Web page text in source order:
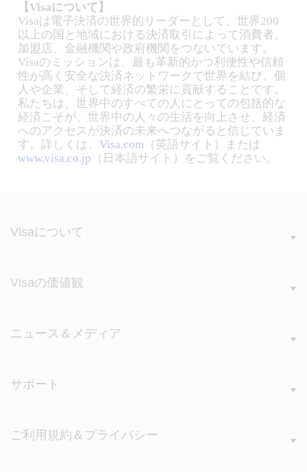
【Visaについて】
Visaは電子決済の世界的リーダーとして、世界200
以上の国と地域における決済取引によって消費者、
加盟店、金融機関や政府機関をつないでいます。
Visaのミッションは、最も革新的かつ利便性や信頼
性が高く安全な決済ネットワークで世界を結び、個
人や企業、そして経済の繁栄に貢献することです。
私たちは、世界中のすべての人にとっての包括的な
経済こそが、世界中の人々の生活を向上させ、経済
へのアクセスが決済の未来へつながると信じていま
す。詳しくは、Visa.com （英語サイト）または
www.visa.co.jp （日本語サイト）をご覧ください。
Visaについて
Visaの価値観
ニュース＆メディア
サポート
ご利用規約＆プライバシー